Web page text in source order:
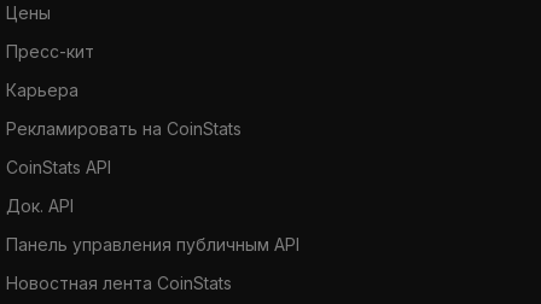
Цены
Пресс-кит
Карьера
Рекламировать на CoinStats
CoinStats API
Док. API
Панель управления публичным API
Новостная лента CoinStats